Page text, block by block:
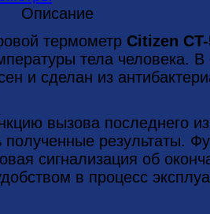
Описание
термометр Citizen
тела человека. В
и сделан из
вызова последнего
полученные результаты.
сигнализация об
в процесс